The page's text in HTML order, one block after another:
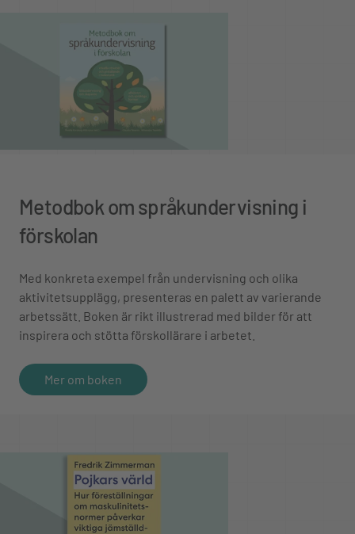
Metodbok om språkundervisning i
förskolan
Med konkreta exempel från undervisning och olika
aktivitetsupplägg, presenteras en palett av varierande
arbetssätt. Boken är rikt illustrerad med bilder för att
inspirera och stötta förskollärare i arbetet.
Mer om boken